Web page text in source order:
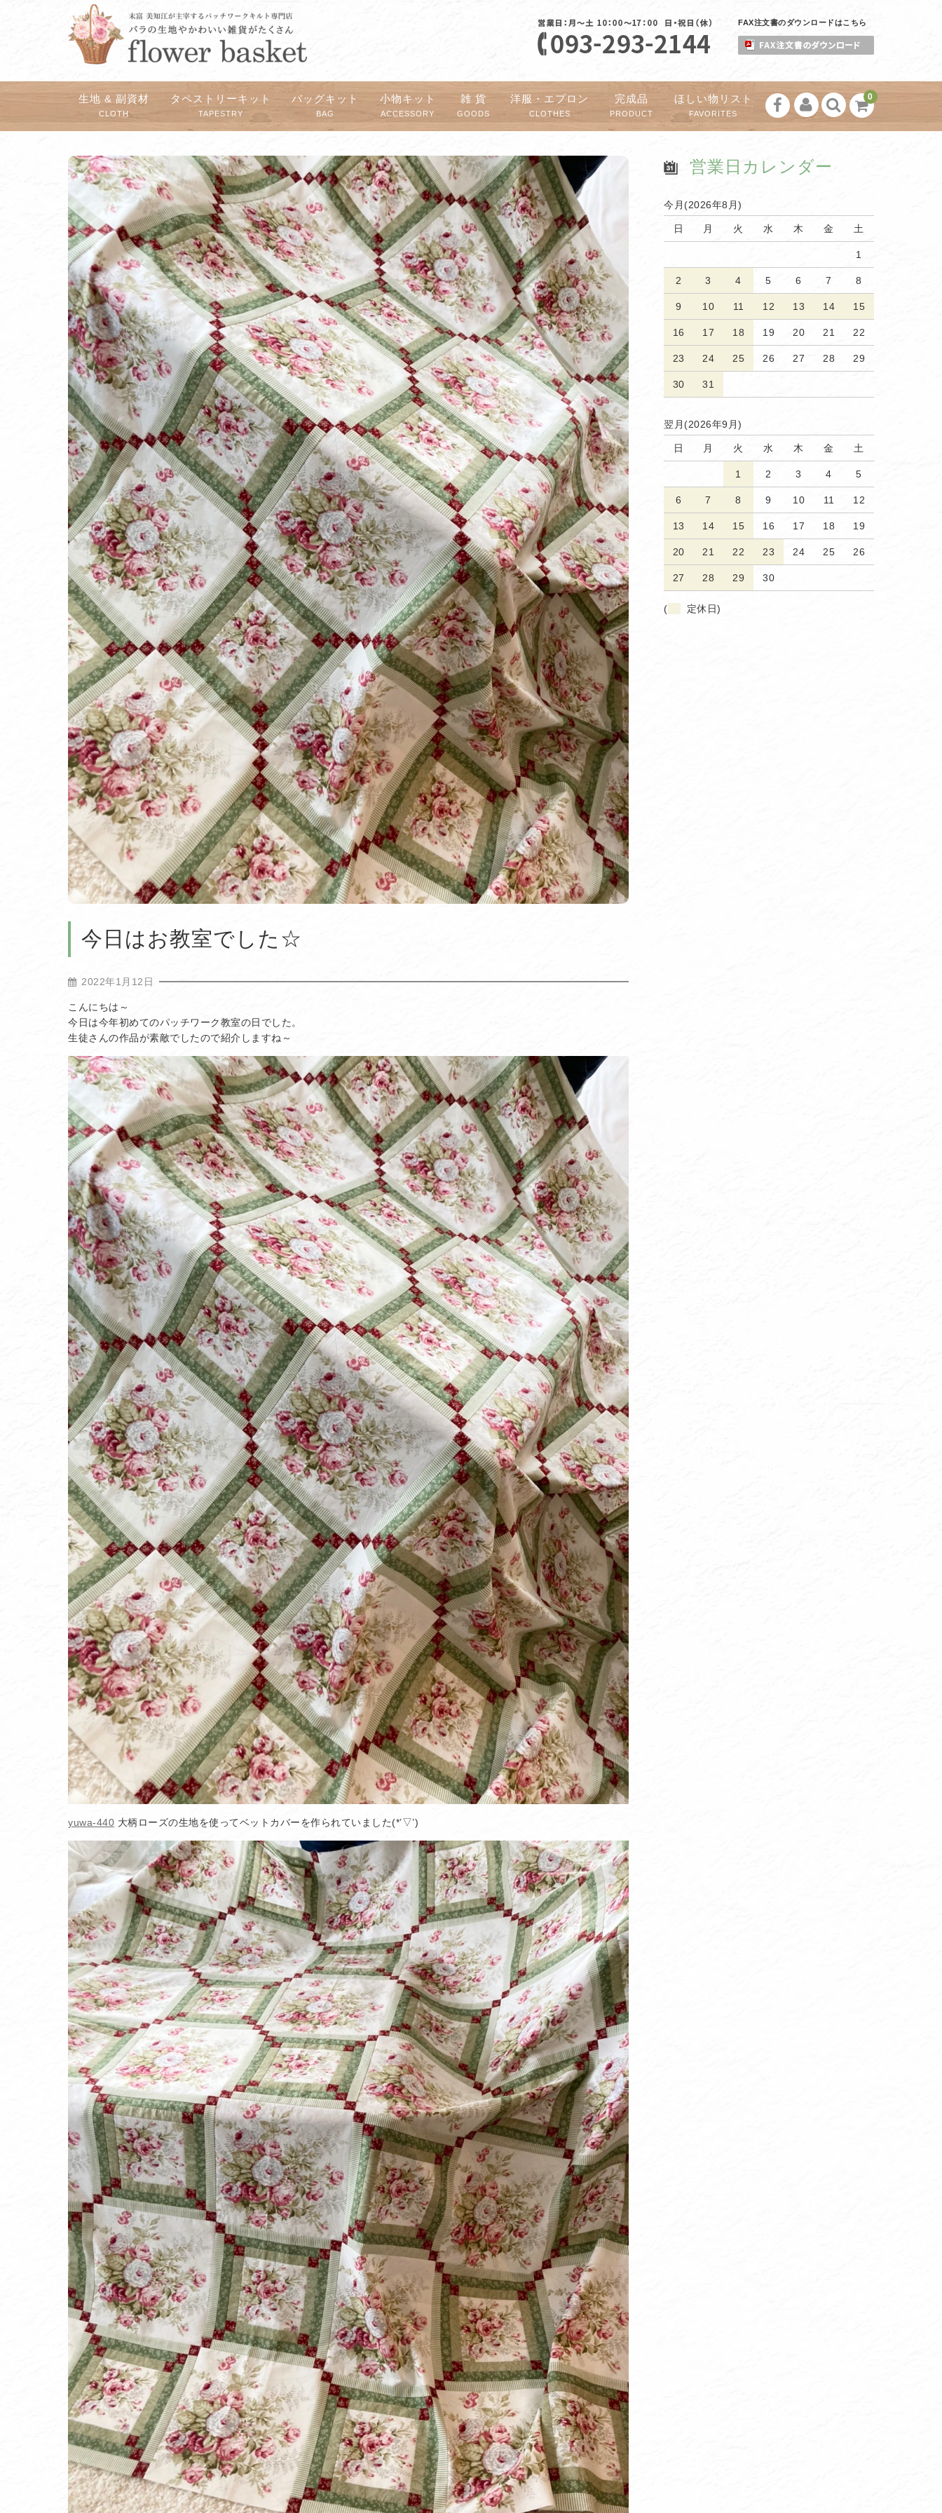
FAX注文書のダウンロードはこちら
0
生地 & 副資材
CLOTH
タペストリーキット
TAPESTRY
バッグキット
BAG
小物キット
ACCESSORY
雑 貨
GOODS
洋服・エプロン
CLOTHES
完成品
PRODUCT
ほしい物リスト
FAVORITES
今日はお教室でした☆
2022年1月12日
こんにちは～
今日は今年初めてのパッチワーク教室の日でした。
生徒さんの作品が素敵でしたので紹介しますね～
yuwa-440 大柄ローズの生地を使ってベットカバーを作られていました(*’▽’)
営業日カレンダー
今月(2026年8月)
日 月 火 水 木 金 土
1
2 3 4 5 6 7 8
9 10 11 12 13 14 15
16 17 18 19 20 21 22
23 24 25 26 27 28 29
30 31
翌月(2026年9月)
日 月 火 水 木 金 土
1 2 3 4 5
6 7 8 9 10 11 12
13 14 15 16 17 18 19
20 21 22 23 24 25 26
27 28 29 30
( 定休日)